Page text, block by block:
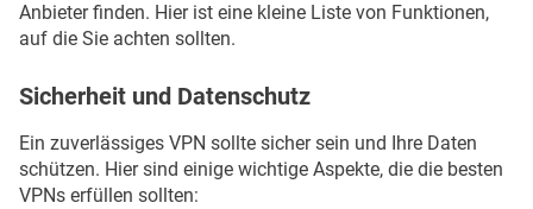
Anbieter finden. Hier ist eine kleine Liste von Funktionen,
auf die Sie achten sollten.
Sicherheit und Datenschutz
Ein zuverlässiges VPN sollte sicher sein und Ihre Daten
schützen. Hier sind einige wichtige Aspekte, die die besten
VPNs erfüllen sollten: